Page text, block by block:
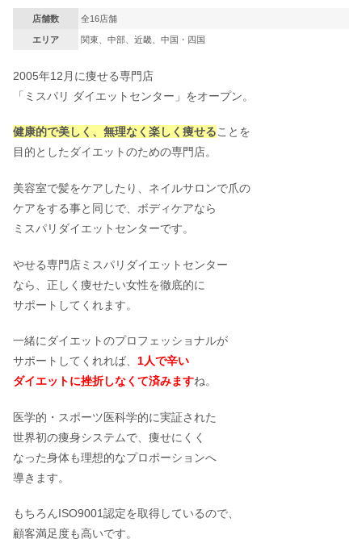
店舗数 全16店舗
エリア 関東、中部、近畿、中国・四国
2005年12月に痩せる専門店
「ミスパリ ダイエットセンター」をオープン。
健康的で美しく、無理なく楽しく痩せることを
目的としたダイエットのための専門店。
美容室で髪をケアしたり、ネイルサロンで爪の
ケアをする事と同じで、ボディケアなら
ミスパリダイエットセンターです。
やせる専門店ミスパリダイエットセンター
なら、正しく痩せたい女性を徹底的に
サポートしてくれます。
一緒にダイエットのプロフェッショナルが
サポートしてくれれば、 1人で辛い
ダイエットに挫折しなくて済みますね。
医学的・スポーツ医科学的に実証された
世界初の痩身システムで、痩せにくく
なった身体も理想的なプロポーションへ
導きます。
もちろんISO9001認定を取得しているので、
顧客満足度も高いです。